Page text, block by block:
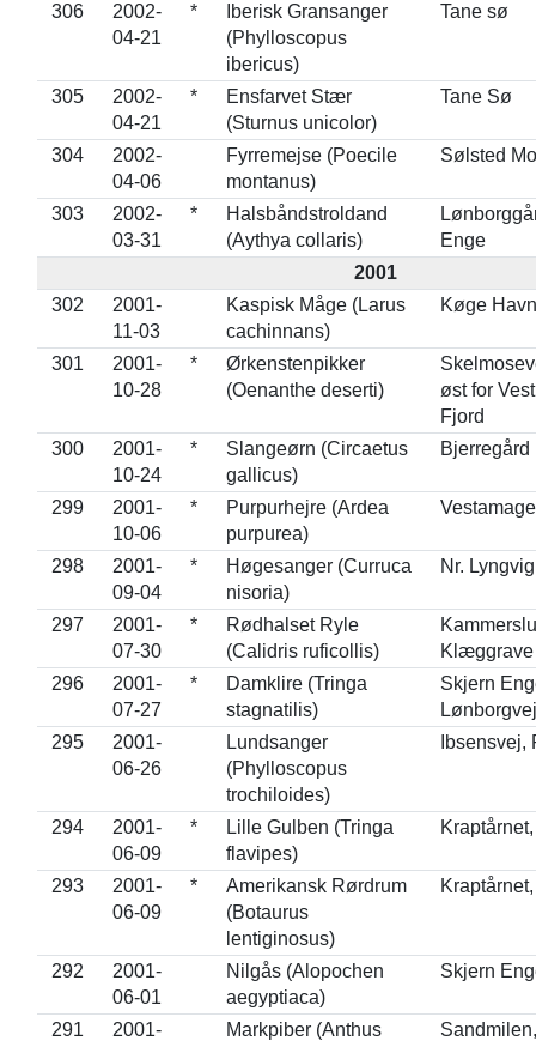
306
2002-
04-21
*
Iberisk Gransanger
(Phylloscopus
ibericus)
Tane sø
305
2002-
04-21
*
Ensfarvet Stær
(Sturnus unicolor)
Tane Sø
304
2002-
04-06
Fyrremejse (Poecile
montanus)
Sølsted
303
2002-
03-31
*
Halsbåndstroldand
(Aythya collaris)
Enge
2001
302
2001-
11-03
Kaspisk Måge (Larus
cachinnans)
Køge Havn
301
2001-
10-28
*
Ørkenstenpikker
(Oenanthe deserti)
øst for
Fjord
300
2001-
10-24
*
Slangeørn (Circaetus
gallicus)
Bjerregård
299
2001-
10-06
*
Purpurhejre (Ardea
purpurea)
298
2001-
09-04
*
Høgesanger (Curruca
nisoria)
Nr.
297
2001-
07-30
*
Rødhalset Ryle
(Calidris ruficollis)
Klæggrave
296
2001-
07-27
*
Damklire (Tringa
stagnatilis)
Skjern
Lønborgvej
295
2001-
06-26
Lundsanger
(Phylloscopus
trochiloides)
294
2001-
06-09
*
Lille Gulben (Tringa
flavipes)
293
2001-
06-09
*
Amerikansk Rørdrum
(Botaurus
lentiginosus)
292
2001-
06-01
Nilgås (Alopochen
aegyptiaca)
Skjern
291
2001-
Markpiber (Anthus